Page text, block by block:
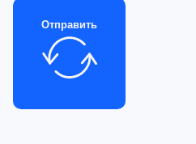
Отправить